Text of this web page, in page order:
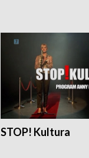
STOP! Kultura